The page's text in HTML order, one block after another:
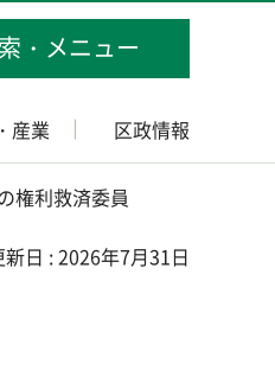
・メニュー
産業 区政情報
権利救済委員
新日 : 2026年7月31日